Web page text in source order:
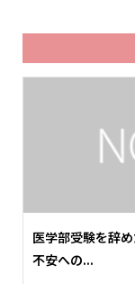
医学部受験を辞
不安への...